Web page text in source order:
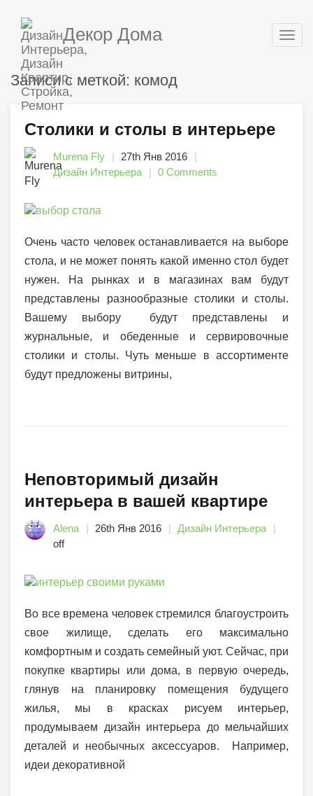
Декор Дома
Записи с меткой: комод
Столики и столы в интерьере
Murena Fly
27th Янв 2016
Дизайн Интерьера
0 Comments
Очень часто человек останавливается на выборе
стола, и не может понять какой именно стол будет
нужен. На рынках и в магазинах вам будут
представлены разнообразные столики и столы.
Вашему выбору будут представлены и
журнальные, и обеденные и сервировочные
столики и столы. Чуть меньше в ассортименте
будут предложены витрины,
Неповторимый дизайн
интерьера в вашей квартире
Alena 26th Янв 2016
Дизайн Интерьера
off
Во все времена человек стремился благоустроить
свое жилище, сделать его максимально
комфортным и создать семейный уют. Сейчас, при
покупке квартиры или дома, в первую очередь,
глянув на планировку помещения будущего
жилья, мы в красках рисуем интерьер,
продумываем дизайн интерьера до мельчайших
деталей и необычных аксессуаров. Например,
идеи декоративной